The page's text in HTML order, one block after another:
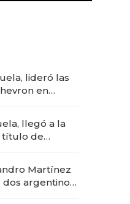
lideró las
en
llegó a la
título de
Martínez
dos argentinos